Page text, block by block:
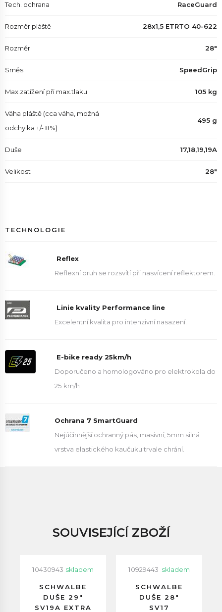
Tech. ochrana RaceGuard
Rozměr pláště 28x1,5 ETRTO 40-622
Rozměr 28"
Směs SpeedGrip
Max.zatížení při max.tlaku 105 kg
Váha pláště (cca váha, možná
odchylka +/- 8%)
495 g
Duše 17,18,19,19A
Velikost 28"
TECHNOLOGIE
Reflex
Reflexní pruh se rozsvítí při nasvícení reflektorem.
Linie kvality Performance line
Excelentní kvalita pro intenzivní nasazení.
E-bike ready 25km/h
Doporučeno a homologováno pro elektrokola do
25 km/h
Ochrana 7 SmartGuard
Nejúčinnější ochranný pás, masivní, 5mm silná
vrstva elastického kaučuku trvale chrání.
SOUVISEJÍCÍ ZBOŽÍ
10430943 skladem
SCHWALBE
DUŠE 29"
SV19A EXTRA
10929443 skladem
SCHWALBE
DUŠE 28"
SV17